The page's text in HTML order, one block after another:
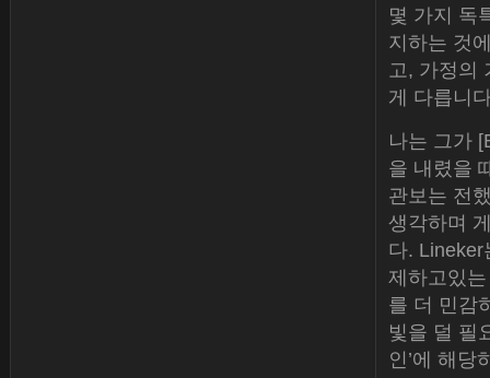
몇 가지 독
지하는 것
고, 가정의
게 다릅니
나는 그가
을 내렸을
관보는 전
생각하며
다.
제하고있
를 더 민감
빛을 덜 필
인’에 해당